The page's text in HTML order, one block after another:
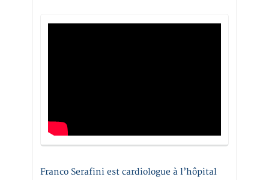
Franco Serafini est cardiologue à l’hôpital